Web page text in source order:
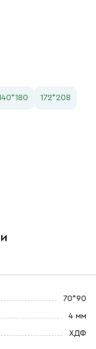
172*208
70*90
4 мм
ХДФ